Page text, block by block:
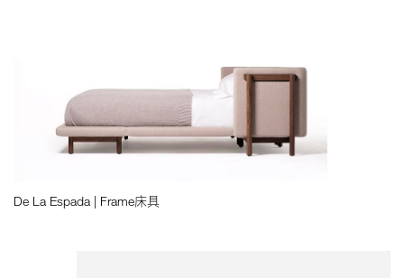
De La Espada | Frame床具